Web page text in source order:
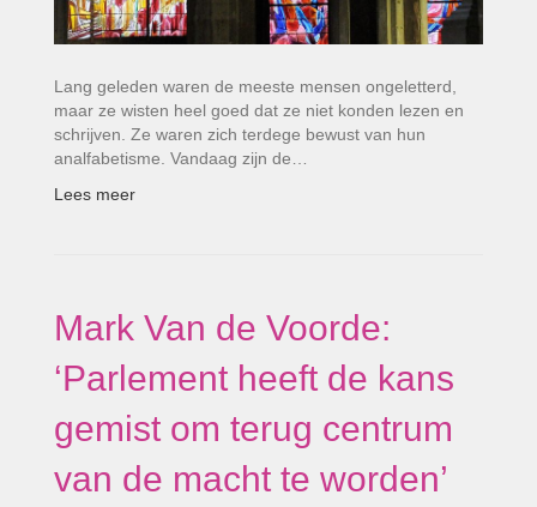
Lang geleden waren de meeste mensen ongeletterd,
maar ze wisten heel goed dat ze niet konden lezen en
schrijven. Ze waren zich terdege bewust van hun
analfabetisme. Vandaag zijn de…
Lees meer
Mark Van de Voorde:
‘Parlement heeft de kans
gemist om terug centrum
van de macht te worden’